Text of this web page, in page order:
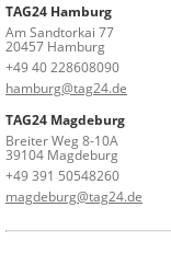
TAG24 Hamburg
Am Sandtorkai 77
20457 Hamburg
+49 40 228608090
hamburg@tag24.de
TAG24 Magdeburg
Breiter Weg 8-10A
39104 Magdeburg
+49 391 50548260
magdeburg@tag24.de